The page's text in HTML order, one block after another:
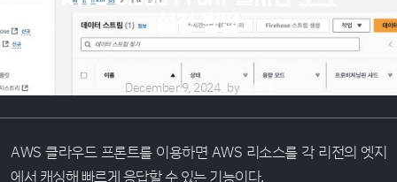
설정 방법
December 9, 2024 by 에루샤
AWS 클라우드 프론트를 이용하면 AWS 리소스를 각 리전의 엣지
에서 캐싱해 빠르게 응답할 수 있는 기능이다.